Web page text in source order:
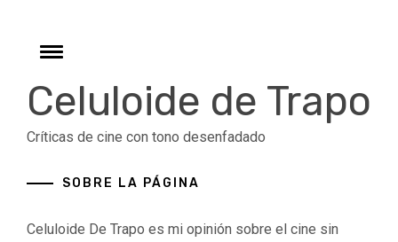
contentToggle
Celuloide de Trapo
Críticas de cine con tono desenfadado
SOBRE LA PÁGINA
Celuloide De Trapo es mi opinión sobre el cine sin